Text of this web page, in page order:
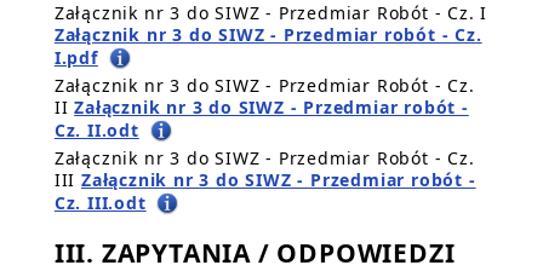
Załącznik nr 3 do SIWZ - Przedmiar Robót - Cz. I
Załącznik nr 3 do SIWZ - Przedmiar robót - Cz.
I.pdf
Załącznik nr 3 do SIWZ - Przedmiar Robót - Cz.
IIZałącznik nr 3 do SIWZ - Przedmiar robót -
Cz. II.odt
Załącznik nr 3 do SIWZ - Przedmiar Robót - Cz.
III Załącznik nr 3 do SIWZ - Przedmiar robót -
Cz. III.odt
III. ZAPYTANIA / ODPOWIEDZI